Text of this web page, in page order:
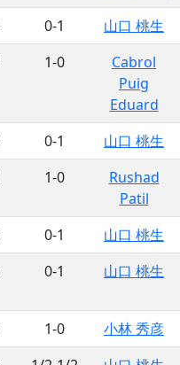
0-1
山口 桃生
1-0
Cabrol
Puig
Eduard
0-1
山口 桃生
1-0
Rushad
Patil
0-1
山口 桃生
0-1 山口 桃生
1-0
小林 秀彦